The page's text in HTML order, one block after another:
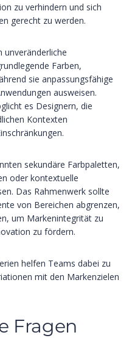
zu verhindern und sich
gerecht zu werden.
unveränderliche
Farben,
sie anpassungsfähige
ausweisen.
es Designern, die
Kontexten
sekundäre Farbpaletten,
oder kontextuelle
Das Rahmenwerk sollte
von Bereichen abgrenzen,
um Markenintegrität zu
zu fördern.
helfen Teams dabei zu
mit den Markenzielen
Fragen